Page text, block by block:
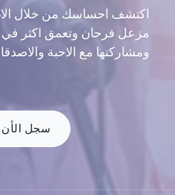
اكتشف احساسك من خلال
مزعل فرحان وتعمق اكثر
ومشاركتها مع الاحبة
سجل الأن